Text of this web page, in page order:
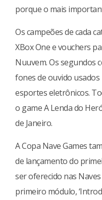
porque o mais
Os campeões de cada
XBox One e vouchers
Nuuvem. Os segundos
fones de ouvido
esportes eletrônicos.
o game A Lenda do
de Janeiro.
A Copa Nave Games
de lançamento do
ser oferecido nas
primeiro módulo,